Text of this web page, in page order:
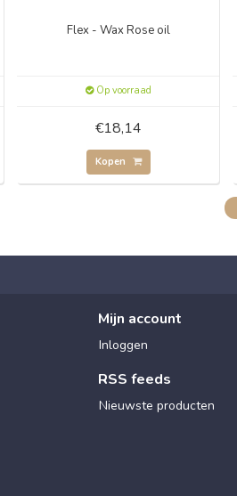
Flex - Wax Rose oil
Op voorraad
€18,14
Kopen
Mijn account
Inloggen
RSS feeds
Nieuwste producten